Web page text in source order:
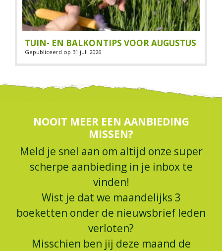
TUIN- EN BALKONTIPS VOOR AUGUSTUS
Gepubliceerd op 31 juli 2026
NOOIT MEER EEN AANBIEDING
MISSEN?
Meld je snel aan om altijd onze super
scherpe aanbieding in je inbox te
vinden!
Wist je dat we maandelijks 3
boeketten onder de nieuwsbrief leden
verloten?
Misschien ben jij deze maand de